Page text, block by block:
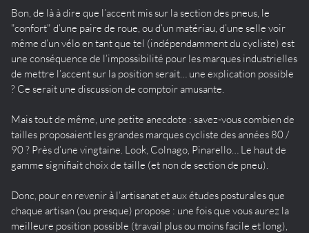
Bon, de là à dire que l’accent mis sur la section des pneus, le
"confort" d’une paire de roue, ou d’un matériau, d’une selle voir
même d’un vélo en tant que tel (indépendamment du cycliste) est
une conséquence de l’impossibilité pour les marques industrielles
de mettre l’accent sur la position serait… une explication possible
? Ce serait une discussion de comptoir amusante.
Mais tout de même, une petite anecdote : savez-vous combien de
tailles proposaient les grandes marques cycliste des années 80 /
90 ? Près d’une vingtaine. Look, Colnago, Pinarello… Le haut de
gamme signifiait choix de taille (et non de section de pneu).
Donc, pour en revenir à l’artisanat et aux études posturales que
chaque artisan (ou presque) propose : une fois que vous aurez la
meilleure position possible (travail plus ou moins facile et long),